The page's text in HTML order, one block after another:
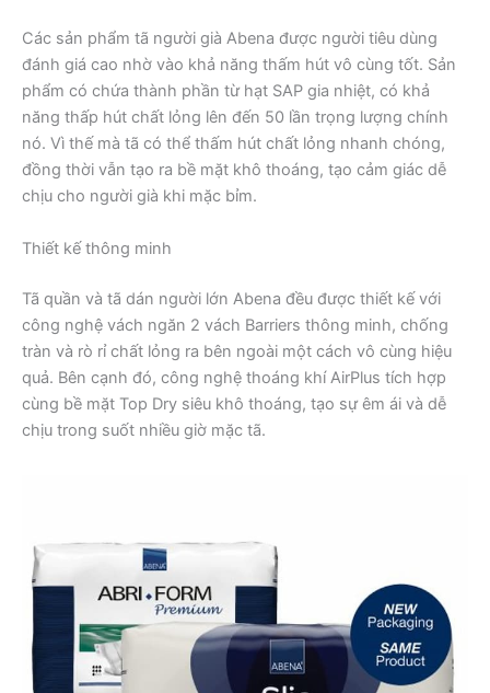
Các sản phẩm tã người già Abena được người tiêu dùng
đánh giá cao nhờ vào khả năng thấm hút vô cùng tốt. Sản
phẩm có chứa thành phần từ hạt SAP gia nhiệt, có khả
năng thấp hút chất lỏng lên đến 50 lần trọng lượng chính
nó. Vì thế mà tã có thể thấm hút chất lỏng nhanh chóng,
đồng thời vẫn tạo ra bề mặt khô thoáng, tạo cảm giác dễ
chịu cho người già khi mặc bỉm.
Thiết kế thông minh
Tã quần và tã dán người lớn Abena đều được thiết kế với
công nghệ vách ngăn 2 vách Barriers thông minh, chống
tràn và rò rỉ chất lỏng ra bên ngoài một cách vô cùng hiệu
quả. Bên cạnh đó, công nghệ thoáng khí AirPlus tích hợp
cùng bề mặt Top Dry siêu khô thoáng, tạo sự êm ái và dễ
chịu trong suốt nhiều giờ mặc tã.